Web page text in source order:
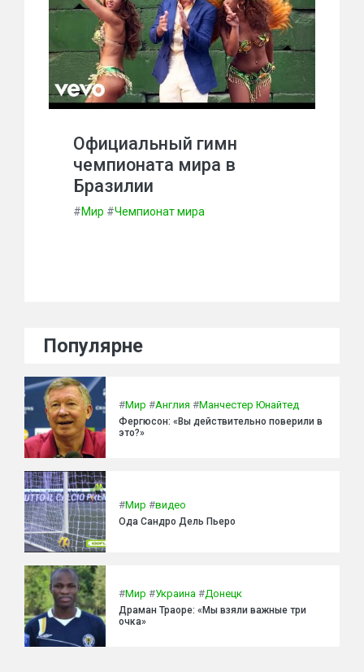
Официальный гимн
чемпионата мира в
Бразилии
#Мир #Чемпионат мира
Популярне
#Мир #Англия #Манчестер Юнайтед
Фергюсон: «Вы действительно поверили в
это?»
#Мир #видео
Ода Сандро Дель Пьеро
#Мир #Украина #Донецк
Драман Траоре: «Мы взяли важные три
очка»